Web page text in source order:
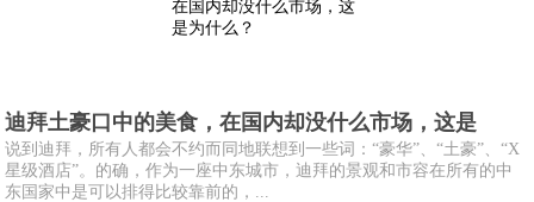
迪拜土豪口中的美食，在国内却没什么市场，这是
说到迪拜，所有人都会不约而同地联想到一些词：“豪华”、“土豪”、“X
星级酒店”。的确，作为一座中东城市，迪拜的景观和市容在所有的中
东国家中是可以排得比较靠前的，...